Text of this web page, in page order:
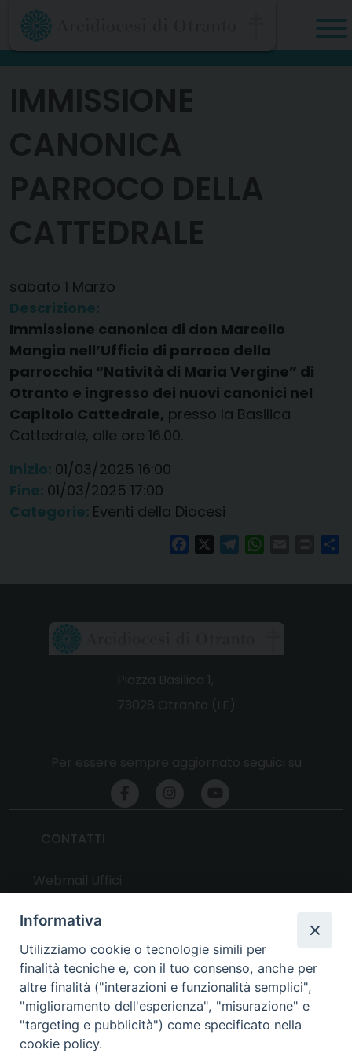
Skip
content
IMMISSIONE
CANONICA
PARROCO DELLA
CATTEDRALE
sabato 1 Marzo
Descrizione:
Immissione canonica di don Marcello
Mangia nell’Ufficio di parroco della
parrocchia “Natività di Maria Vergine” di
Otranto e ingresso dei nuovi canonici nel
Capitolo Cattedrale, presso la Basilica
Cattedrale, alle ore 16.00.
Inizio: 01/03/2025 16:00
Fine: 01/03/2025 17:00
Categorie: Eventi della Diocesi
FacebookTelegramWhatsAppPrint
UTILITY
News
Altri articoli
Notizie nazionali
Informativa
Utilizziamo cookie o tecnologie simili per
finalità tecniche e, con il tuo consenso, anche per
altre finalità ("interazioni e funzionalità semplici",
"miglioramento dell'esperienza", "misurazione" e
"targeting e pubblicità") come specificato nella
cookie policy.